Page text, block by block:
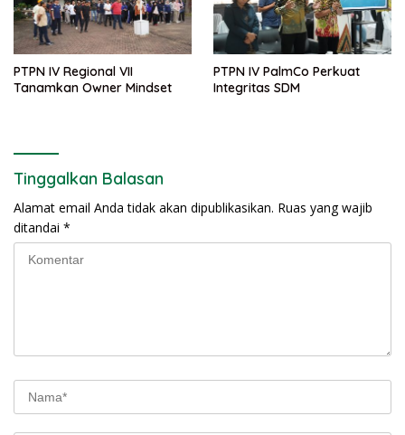
PTPN IV Regional VII
Tanamkan Owner Mindset
PTPN IV PalmCo Perkuat
Integritas SDM
Tinggalkan Balasan
Alamat email Anda tidak akan dipublikasikan. Ruas yang wajib
ditandai *